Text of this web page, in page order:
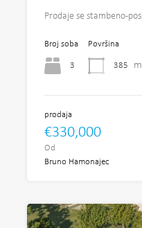
Prodaje se stambeno-
Broj soba
3
Površina
385
prodaja
€330,000
Od
Bruno Hamonajec